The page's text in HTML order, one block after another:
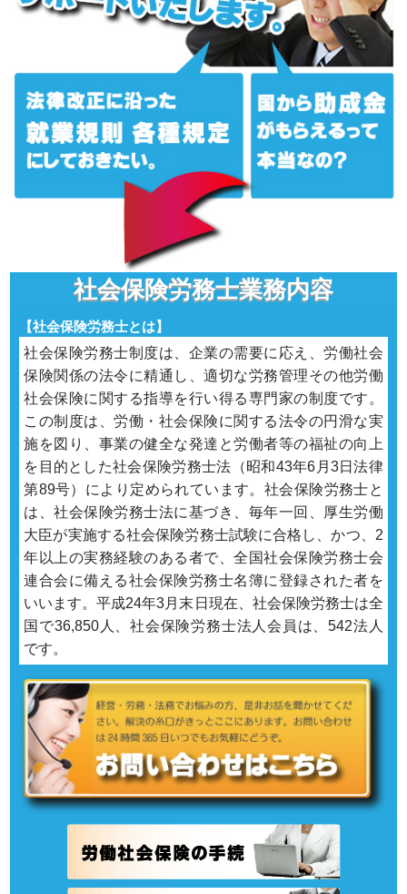
社会保険労務士業務内容
【社会保険労務士とは】
社会保険労務士制度は、企業の需要に応え、労働社会
保険関係の法令に精通し、適切な労務管理その他労働
社会保険に関する指導を行い得る専門家の制度です。
この制度は、労働・社会保険に関する法令の円滑な実
施を図り、事業の健全な発達と労働者等の福祉の向上
を目的とした社会保険労務士法（昭和43年6月3日法律
第89号）により定められています。社会保険労務士と
は、社会保険労務士法に基づき、毎年一回、厚生労働
大臣が実施する社会保険労務士試験に合格し、かつ、2
年以上の実務経験のある者で、全国社会保険労務士会
連合会に備える社会保険労務士名簿に登録された者を
いいます。平成24年3月末日現在、社会保険労務士は全
国で36,850人、社会保険労務士法人会員は、542法人
です。